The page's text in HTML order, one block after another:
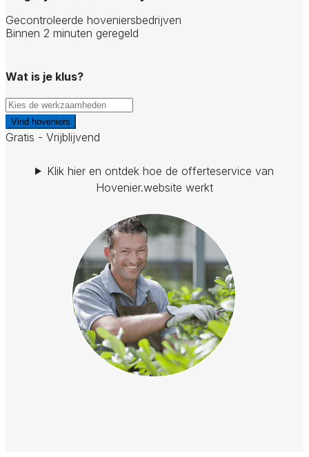
Gecontroleerde hoveniersbedrijven
Binnen 2 minuten geregeld
Wat is je klus?
Vind hoveniers
Gratis - Vrijblijvend
Klik hier en ontdek hoe de offerteservice van
Hovenier.website werkt